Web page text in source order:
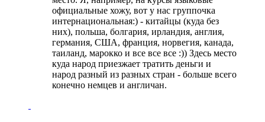
официальные хожу, вот у нас группочка
интернациональная:) - китайцы (куда без
них), польша, болгария, ирландия, англия,
германия, США, франция, норвегия, канада,
таиланд, марокко и все все все :)) Здесь место
куда народ приезжает тратить деньги и
народ разный из разных стран - больше всего
конечно немцев и англичан.